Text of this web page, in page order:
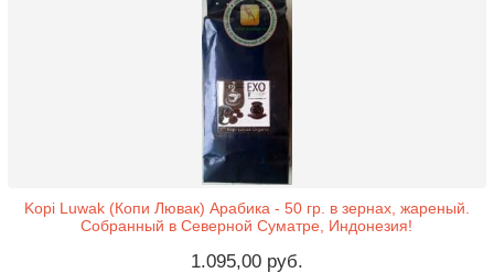
Kopi Luwak (Копи Лювак) Арабика - 50 гр. в зернах, жареный.
Собранный в Северной Суматре, Индонезия!
1.095,00 руб.